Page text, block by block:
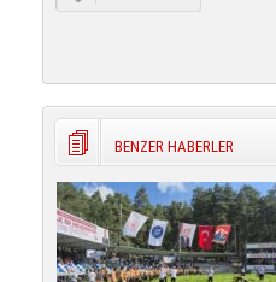
BENZER HABERLER